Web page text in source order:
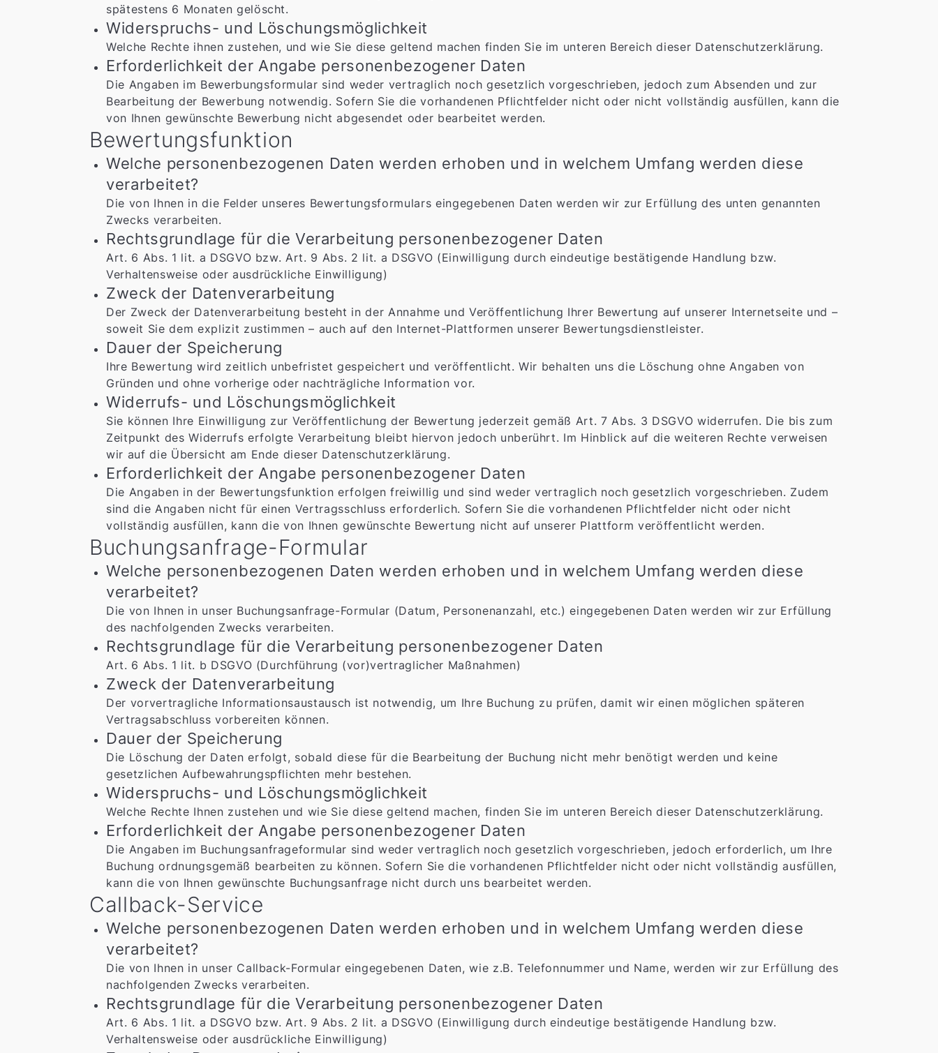
spätestens 6 Monaten gelöscht.
Widerspruchs- und Löschungsmöglichkeit
Welche Rechte ihnen zustehen, und wie Sie diese geltend machen finden Sie im unteren Bereich dieser Datenschutzerklärung.
Erforderlichkeit der Angabe personenbezogener Daten
Die Angaben im Bewerbungsformular sind weder vertraglich noch gesetzlich vorgeschrieben, jedoch zum Absenden und zur
Bearbeitung der Bewerbung notwendig. Sofern Sie die vorhandenen Pflichtfelder nicht oder nicht vollständig ausfüllen, kann die
von Ihnen gewünschte Bewerbung nicht abgesendet oder bearbeitet werden.
Bewertungsfunktion
Welche personenbezogenen Daten werden erhoben und in welchem Umfang werden diese
verarbeitet?
Die von Ihnen in die Felder unseres Bewertungsformulars eingegebenen Daten werden wir zur Erfüllung des unten genannten
Zwecks verarbeiten.
Rechtsgrundlage für die Verarbeitung personenbezogener Daten
Art. 6 Abs. 1 lit. a DSGVO bzw. Art. 9 Abs. 2 lit. a DSGVO (Einwilligung durch eindeutige bestätigende Handlung bzw.
Verhaltensweise oder ausdrückliche Einwilligung)
Zweck der Datenverarbeitung
Der Zweck der Datenverarbeitung besteht in der Annahme und Veröffentlichung Ihrer Bewertung auf unserer Internetseite und –
soweit Sie dem explizit zustimmen – auch auf den Internet-Plattformen unserer Bewertungsdienstleister.
Dauer der Speicherung
Ihre Bewertung wird zeitlich unbefristet gespeichert und veröffentlicht. Wir behalten uns die Löschung ohne Angaben von
Gründen und ohne vorherige oder nachträgliche Information vor.
Widerrufs- und Löschungsmöglichkeit
Sie können Ihre Einwilligung zur Veröffentlichung der Bewertung jederzeit gemäß Art. 7 Abs. 3 DSGVO widerrufen. Die bis zum
Zeitpunkt des Widerrufs erfolgte Verarbeitung bleibt hiervon jedoch unberührt. Im Hinblick auf die weiteren Rechte verweisen
wir auf die Übersicht am Ende dieser Datenschutzerklärung.
Erforderlichkeit der Angabe personenbezogener Daten
Die Angaben in der Bewertungsfunktion erfolgen freiwillig und sind weder vertraglich noch gesetzlich vorgeschrieben. Zudem
sind die Angaben nicht für einen Vertragsschluss erforderlich. Sofern Sie die vorhandenen Pflichtfelder nicht oder nicht
vollständig ausfüllen, kann die von Ihnen gewünschte Bewertung nicht auf unserer Plattform veröffentlicht werden.
Buchungsanfrage-Formular
Welche personenbezogenen Daten werden erhoben und in welchem Umfang werden diese
verarbeitet?
Die von Ihnen in unser Buchungsanfrage-Formular (Datum, Personenanzahl, etc.) eingegebenen Daten werden wir zur Erfüllung
des nachfolgenden Zwecks verarbeiten.
Rechtsgrundlage für die Verarbeitung personenbezogener Daten
Art. 6 Abs. 1 lit. b DSGVO (Durchführung (vor)vertraglicher Maßnahmen)
Zweck der Datenverarbeitung
Der vorvertragliche Informationsaustausch ist notwendig, um Ihre Buchung zu prüfen, damit wir einen möglichen späteren
Vertragsabschluss vorbereiten können.
Dauer der Speicherung
Die Löschung der Daten erfolgt, sobald diese für die Bearbeitung der Buchung nicht mehr benötigt werden und keine
gesetzlichen Aufbewahrungspflichten mehr bestehen.
Widerspruchs- und Löschungsmöglichkeit
Welche Rechte Ihnen zustehen und wie Sie diese geltend machen, finden Sie im unteren Bereich dieser Datenschutzerklärung.
Erforderlichkeit der Angabe personenbezogener Daten
Die Angaben im Buchungsanfrageformular sind weder vertraglich noch gesetzlich vorgeschrieben, jedoch erforderlich, um Ihre
Buchung ordnungsgemäß bearbeiten zu können. Sofern Sie die vorhandenen Pflichtfelder nicht oder nicht vollständig ausfüllen,
kann die von Ihnen gewünschte Buchungsanfrage nicht durch uns bearbeitet werden.
Callback-Service
Welche personenbezogenen Daten werden erhoben und in welchem Umfang werden diese
verarbeitet?
Die von Ihnen in unser Callback-Formular eingegebenen Daten, wie z.B. Telefonnummer und Name, werden wir zur Erfüllung des
nachfolgenden Zwecks verarbeiten.
Rechtsgrundlage für die Verarbeitung personenbezogener Daten
Art. 6 Abs. 1 lit. a DSGVO bzw. Art. 9 Abs. 2 lit. a DSGVO (Einwilligung durch eindeutige bestätigende Handlung bzw.
Verhaltensweise oder ausdrückliche Einwilligung)